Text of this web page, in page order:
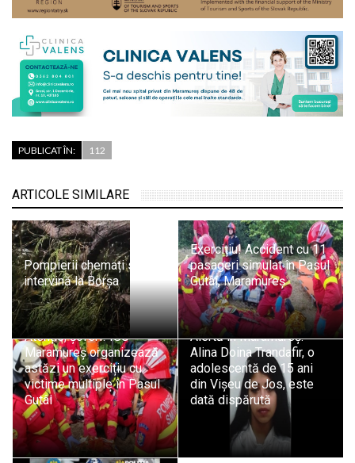
PUBLICAT ÎN: 112
ARTICOLE SIMILARE
Pompierii chemați să
intervină la Borșa
Exercițiu! Accident cu 11
pasageri simulat în Pasul
Gutâi, Maramureș
Atenție, șoferi! ISU
Maramureș organizează
astăzi un exercițiu cu
victime multiple în Pasul
Gutâi
Alertă în Maramureș:
Alina Doina Trandafir, o
adolescentă de 15 ani
din Vișeu de Jos, este
dată dispărută